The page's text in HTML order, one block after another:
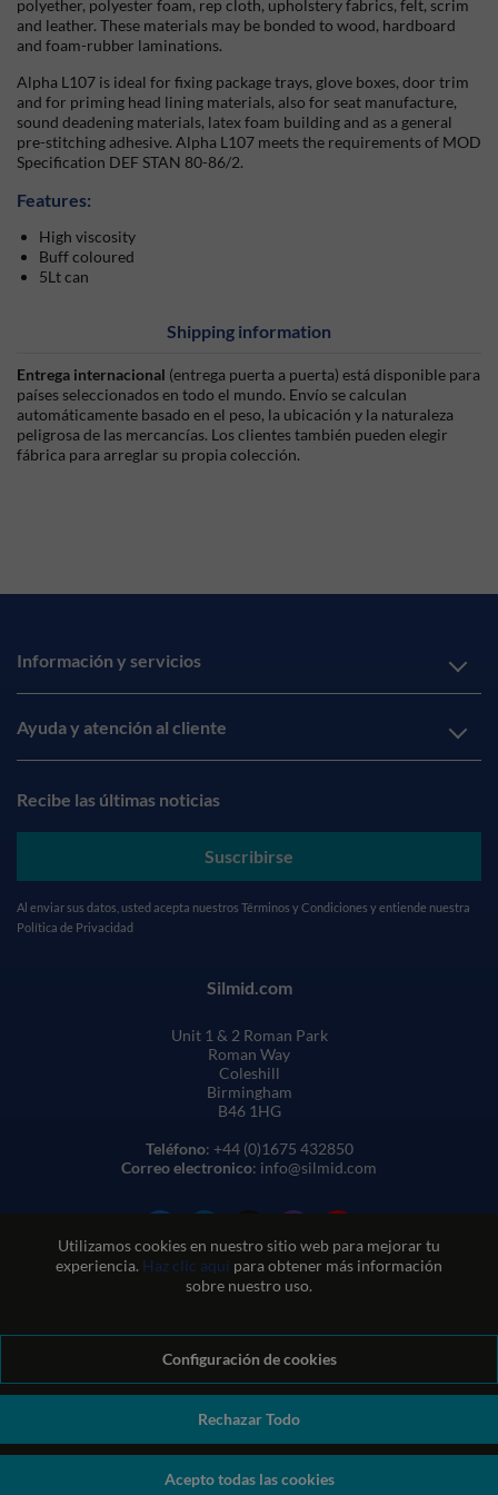
Utilizamos cookies en nuestro sitio web para mejorar tu
experiencia. Haz clic aquí para obtener más información
sobre nuestro uso.
Configuración de cookies
Rechazar Todo
Acepto todas las cookies
polyether, polyester foam, rep cloth, upholstery fabrics, felt, scrim
and leather. These materials may be bonded to wood, hardboard
and foam-rubber laminations.
Alpha L107 is ideal for fixing package trays, glove boxes, door trim
and for priming head lining materials, also for seat manufacture,
sound deadening materials, latex foam building and as a general
pre-stitching adhesive. Alpha L107 meets the requirements of MOD
Specification DEF STAN 80-86/2.
Features:
High viscosity
Buff coloured
5Lt can
Shipping information
Entrega internacional (entrega puerta a puerta) está disponible para
países seleccionados en todo el mundo. Envío se calculan
automáticamente basado en el peso, la ubicación y la naturaleza
peligrosa de las mercancías. Los clientes también pueden elegir
fábrica para arreglar su propia colección.
Información y servicios
Ayuda y atención al cliente
Recibe las últimas noticias
Suscribirse
Al enviar sus datos, usted acepta nuestros Términos y Condiciones y entiende nuestra
Política de Privacidad
Silmid.com
Unit 1 & 2 Roman Park
Roman Way
Coleshill
Birmingham
B46 1HG
Teléfono: +44 (0)1675 432850
Correo electronico: info@silmid.com
Condiciones generales de venta
Condiciones de uso del sitio web
Política de privacidad y cookies
Política de calidad
Política medioambiental
Política REACH
Declaración sobre la esclavitud moderna
number: GB 338 0755 48|ecommerce by red